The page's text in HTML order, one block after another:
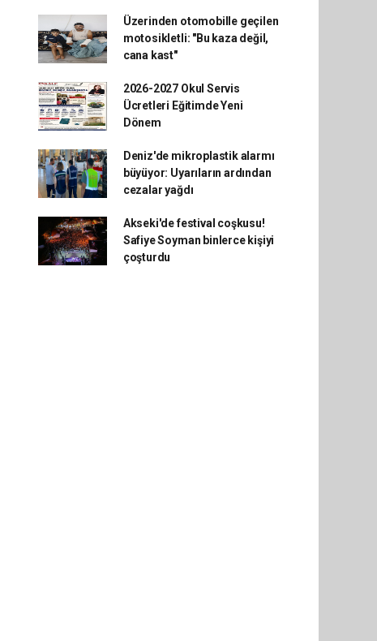
Üzerinden otomobille geçilen
motosikletli: "Bu kaza değil,
cana kast"
2026-2027 Okul Servis
Ücretleri Eğitimde Yeni
Dönem
Deniz'de mikroplastik alarmı
büyüyor: Uyarıların ardından
cezalar yağdı
Akseki'de festival coşkusu!
Safiye Soyman binlerce kişiyi
çoşturdu